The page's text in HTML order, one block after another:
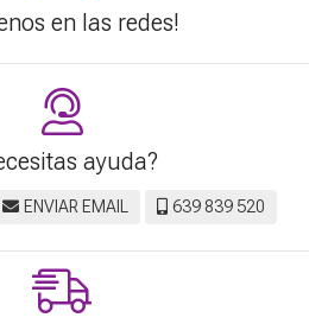
en las redes!
ayuda?
ENVIAR EMAIL 639 839 520